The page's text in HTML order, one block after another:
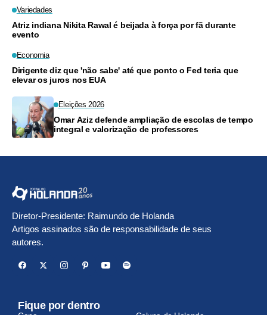
Variedades
Atriz indiana Nikita Rawal é beijada à força por fã durante
evento
Economia
Dirigente diz que 'não sabe' até que ponto o Fed teria que
elevar os juros nos EUA
Eleições 2026
Omar Aziz defende ampliação de escolas de tempo
integral e valorização de professores
Diretor-Presidente: Raimundo de Holanda
Artigos assinados são de responsabilidade de seus
autores.
Fique por dentro